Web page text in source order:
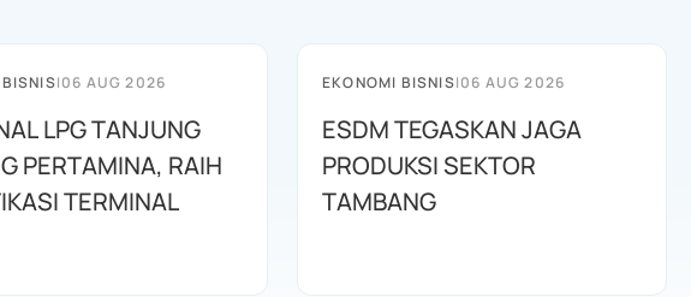
|06 AUG 2026
LPG TANJUNG
PERTAMINA, RAIH
TERMINAL
EKONOMI BISNIS|06 AUG 2026
ESDM TEGASKAN JAGA
PRODUKSI SEKTOR
TAMBANG